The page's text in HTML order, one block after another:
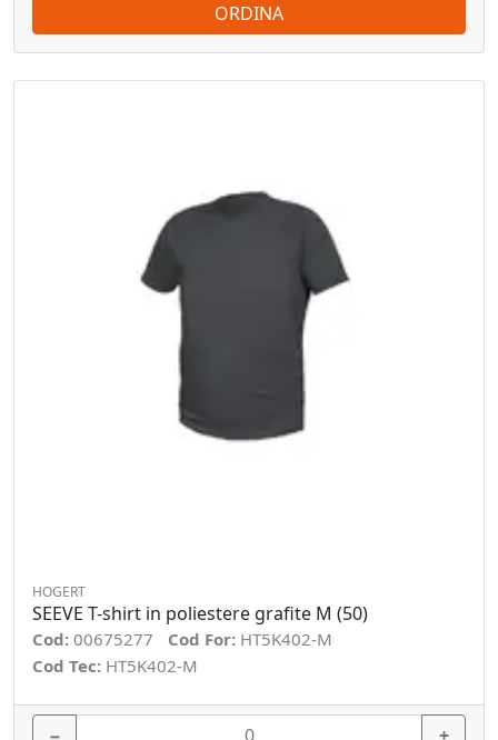
ORDINA
HOGERT
SEEVE T-shirt in poliestere grafite M (50)
Cod: 00675277 Cod For: HT5K402-M
Cod Tec: HT5K402-M